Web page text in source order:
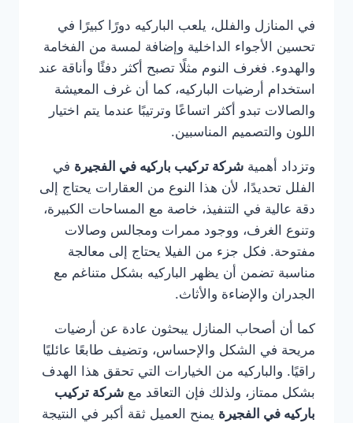
في المنازل والفلل، يلعب الباركيه دورًا كبيرًا في
تحسين الأجواء الداخلية وإضافة لمسة من الفخامة
والهدوء. فغرف النوم مثلًا تصبح أكثر دفئًا وأناقة عند
استخدام أرضيات الباركيه، كما أن غرف المعيشة
والصالات تبدو أكثر اتساعًا وترتيبًا عندما يتم اختيار
اللون والتصميم المناسبين.
وتزداد أهمية شركة تركيب باركيه في الفجيرة في
الفلل تحديدًا، لأن هذا النوع من العقارات يحتاج إلى
دقة عالية في التنفيذ، خاصة مع المساحات الكبيرة،
وتنوع الغرف، ووجود ممرات ومجالس وصالات
مفتوحة. فكل جزء من الفيلا يحتاج إلى معالجة
مناسبة تضمن أن يظهر الباركيه بشكل متناغم مع
الجدران والإضاءة والأثاث.
كما أن أصحاب المنازل يبحثون عادة عن أرضيات
مريحة في الشكل والإحساس، وتضيف طابعًا عائليًا
راقيًا. والباركيه من الخيارات التي تحقق هذا الهدف
بشكل ممتاز، ولذلك فإن التعاقد مع شركة تركيب
باركيه في الفجيرة يمنح العميل ثقة أكبر في النتيجة